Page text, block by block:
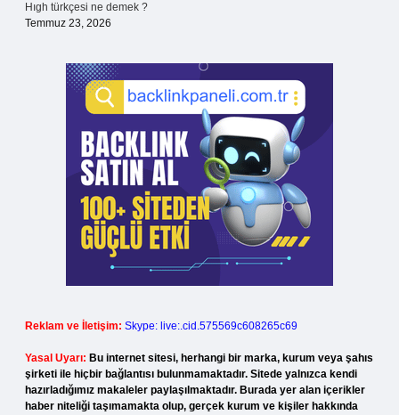
Hıgh türkçesi ne demek ?
Temmuz 23, 2026
Reklam ve İletişim: Skype: live:.cid.575569c608265c69
Yasal Uyarı: Bu internet sitesi, herhangi bir marka, kurum veya şahıs
şirketi ile hiçbir bağlantısı bulunmamaktadır. Sitede yalnızca kendi
hazırladığımız makaleler paylaşılmaktadır. Burada yer alan içerikler
haber niteliği taşımamakta olup, gerçek kurum ve kişiler hakkında